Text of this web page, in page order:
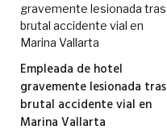
Empleada de hotel
gravemente lesionada tras
brutal accidente vial en
Marina Vallarta